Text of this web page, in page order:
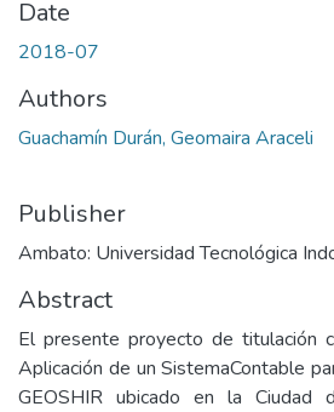
Date
2018-07
Authors
Guachamín Durán, Geomaira Araceli
Publisher
Ambato: Universidad Tecnológica
Abstract
El presente proyecto de titulación
Aplicación de un SistemaContable
GEOSHIR ubicado en la Ciudad